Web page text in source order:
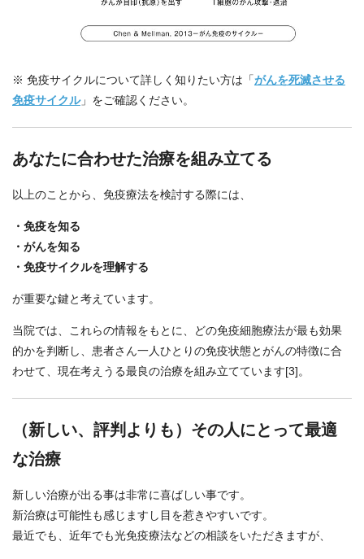
※ 免疫サイクルについて詳しく知りたい方は「がんを死滅させる
免疫サイクル」をご確認ください。
あなたに合わせた治療を組み立てる
以上のことから、免疫療法を検討する際には、
・免疫を知る
・がんを知る
・免疫サイクルを理解する
が重要な鍵と考えています。
当院では、これらの情報をもとに、どの免疫細胞療法が最も効果
的かを判断し、患者さん一人ひとりの免疫状態とがんの特徴に合
わせて、現在考えうる最良の治療を組み立てています[3]。
（新しい、評判よりも）その人にとって最適
な治療
新しい治療が出る事は非常に喜ばしい事です。
新治療は可能性も感じますし目を惹きやすいです。
最近でも、近年でも光免疫療法などの相談をいただきますが、